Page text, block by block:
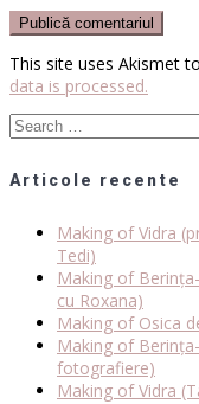
This site uses Akismet
data is processed.
Search
for:
Articole recente
Making of Vidra
Tedi)
Making of
cu Roxana)
Making of Osica
Making of
fotografiere)
Making of Vidra